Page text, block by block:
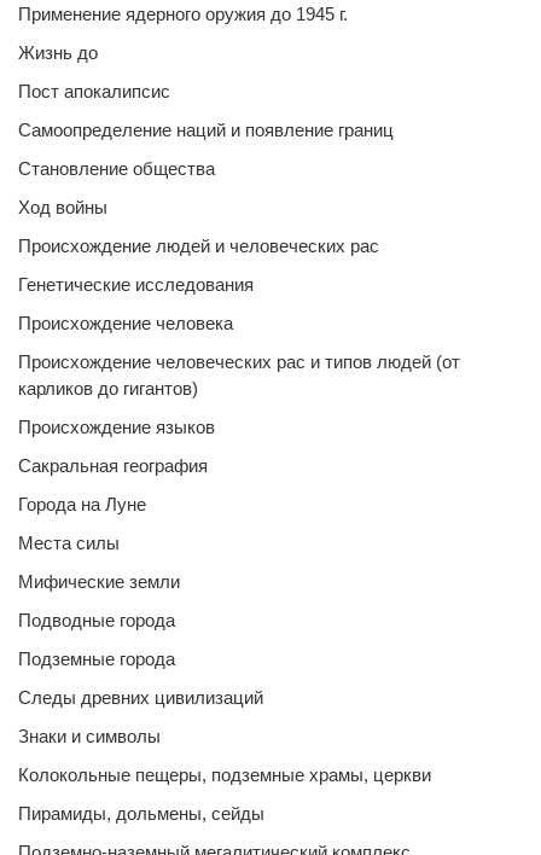
Применение ядерного оружия до 1945 г.
Жизнь до
Пост апокалипсис
Самоопределение наций и появление границ
Становление общества
Ход войны
Происхождение людей и человеческих рас
Генетические исследования
Происхождение человека
Происхождение человеческих рас и типов людей (от
карликов до гигантов)
Происхождение языков
Сакральная география
Города на Луне
Места силы
Мифические земли
Подводные города
Подземные города
Следы древних цивилизаций
Знаки и символы
Колокольные пещеры, подземные храмы, церкви
Пирамиды, дольмены, сейды